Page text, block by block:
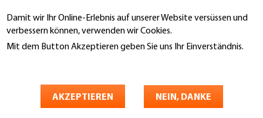
Damit wir Ihr Online-Erlebnis auf unserer Website versüssen und
verbessern können, verwenden wir Cookies.
Mit dem Button Akzeptieren geben Sie uns Ihr Einverständnis.
AKZEPTIEREN NEIN, DANKE
zum
Inhalt
Köhle Bedachungen AG